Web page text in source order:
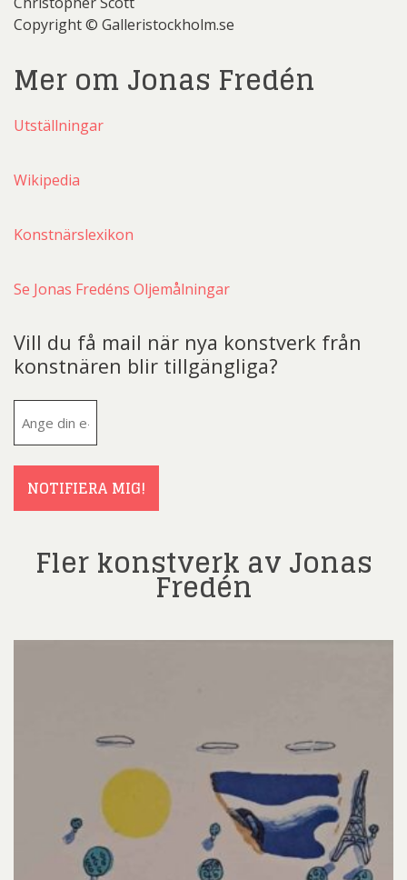
Copyright © Galleristockholm.se
Mer om Jonas Fredén
Utställningar
Wikipedia
Konstnärslexikon
Se Jonas Fredéns Oljemålningar
Vill du få mail när nya konstverk från
konstnären blir tillgängliga?
NOTIFIERA MIG!
Fler konstverk av Jonas
Fredén